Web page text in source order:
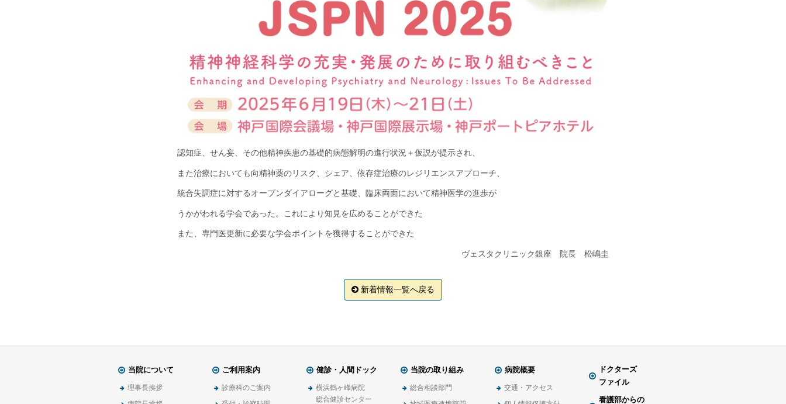
認知症、せん妄、その他精神疾患の基礎的病態解明の進行状況＋仮説が提示され、
また治療においても向精神薬のリスク、シェア、依存症治療のレジリエンスアプローチ、
統合失調症に対するオープンダイアローグと基礎、臨床両面において精神医学の進歩が
うかがわれる学会であった。これにより知見を広めることができた
また、専門医更新に必要な学会ポイントを獲得することができた
ヴェスタクリニック銀座 院長 松嶋圭
新着情報一覧へ戻る
当院について
理事長挨拶
ご利用案内
診療科のご案内
健診・人間ドック
横浜鶴ヶ峰病院
総合健診センター
当院の取り組み
総合相談部門
病院概要
交通・アクセス
ドクターズ
ファイル
看護部からの